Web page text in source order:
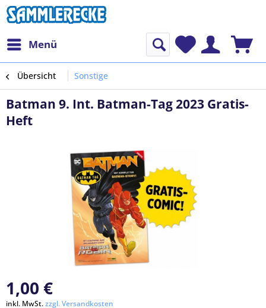
Menü
Übersicht Sonstige
Batman 9. Int. Batman-Tag 2023 Gratis-
Heft
1,00 €
inkl. MwSt.zzgl. Versandkosten